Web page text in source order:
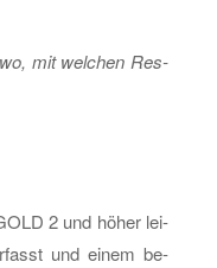
mit wel­chen Res­
2 und höher lei­
und einem be­